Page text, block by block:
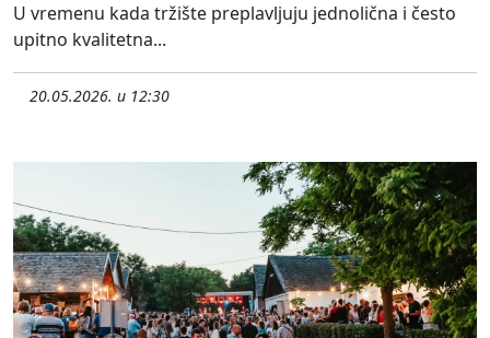
U vremenu kada tržište preplavljuju jednolična i često
upitno kvalitetna...
20.05.2026. u 12:30